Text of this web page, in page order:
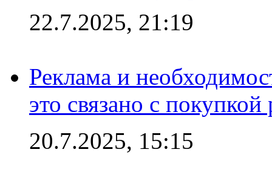
22.7.2025, 21:19
Реклама и
это связано с покупкой
20.7.2025, 15:15